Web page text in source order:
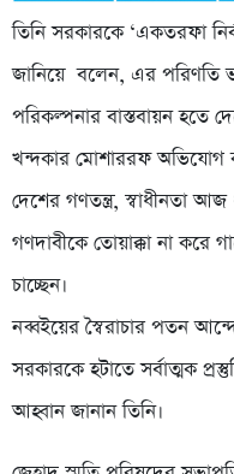
তিনি সরকারকে ‘একতরফা
জানিয়ে বলেন, এর পরিণতি
পরিকল্পনার বাস্তবায়ন হতে
খন্দকার মোশাররফ অভিযোগ
দেশের গণতন্ত্র, স্বাধীনতা
গণদাবীকে তোয়াক্কা না
চাচ্ছেন।
নব্বইয়ের স্বৈরাচার পতন
সরকারকে হটাতে সর্বাত্মক
আহ্বান জানান তিনি।